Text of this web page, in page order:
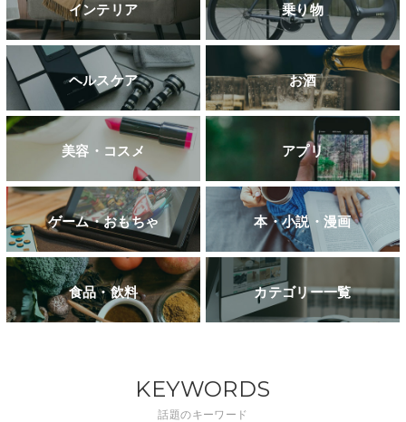
インテリア 乗り物
ヘルスケア お酒
美容・コスメ アプリ
ゲーム・おもちゃ 本・小説・漫画
食品・飲料 カテゴリー一覧
KEYWORDS
話題のキーワード